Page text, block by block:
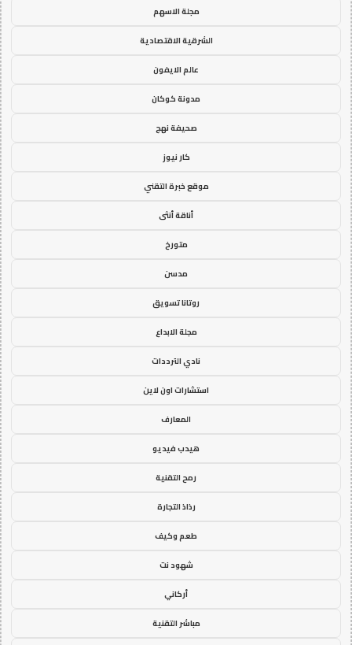
مجلة الاسهم
الشرقية الاقتصادية
عالم الايفون
مدونة كوكان
صحيفة نهج
كار نيوز
موقع خبرة التقني
أناقة أنثى
متورخ
مدسن
روتانا تسويق
مجلة الابداع
نادي الترددات
استشارات اون لاين
المعارف
هيدب فيديو
رمح التقنية
رذاذ التجارة
طعم وكيف
شهود نت
أركاني
مباشر التقنية